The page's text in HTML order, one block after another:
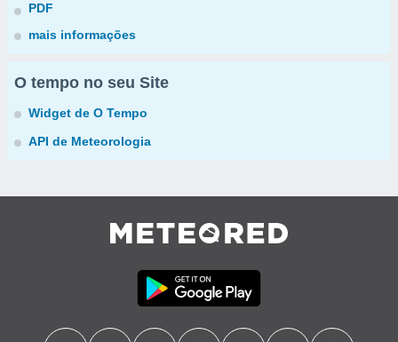
PDF
mais informações
O tempo no seu Site
Widget de O Tempo
API de Meteorologia